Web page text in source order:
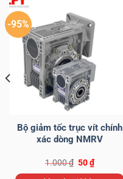
-95%
Bộ giảm tốc trục vít chính
xác dòng NMRV
1.000₫ Giá
gốc
50₫Giá
hiện